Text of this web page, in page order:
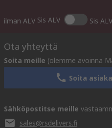
ilman ALV Sis ALV Sis ALV
Ota yhteyttä
Soita meille (olemme avoinna
Soita
Sähköpostitse meille
sales@rsdelivers.fi